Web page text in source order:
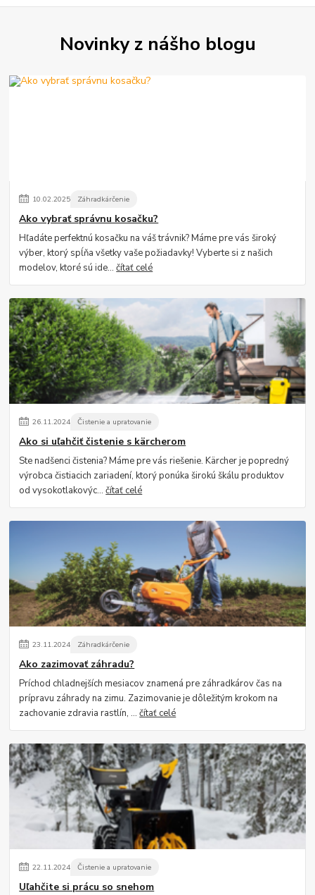
Novinky z nášho blogu
10.02.2025 Záhradkárčenie
Ako vybrať správnu kosačku?
Hľadáte perfektnú kosačku na váš trávnik? Máme pre vás široký
výber, ktorý spĺňa všetky vaše požiadavky! Vyberte si z našich
modelov, ktoré sú ide...čítať celé
26.11.2024 Čistenie a upratovanie
Ako si uľahčiť čistenie s kärcherom
Ste nadšenci čistenia? Máme pre vás riešenie. Kärcher je popredný
výrobca čistiacich zariadení, ktorý ponúka širokú škálu produktov
od vysokotlakovýc...čítať celé
23.11.2024 Záhradkárčenie
Ako zazimovať záhradu?
Príchod chladnejších mesiacov znamená pre záhradkárov čas na
prípravu záhrady na zimu. Zazimovanie je dôležitým krokom na
zachovanie zdravia rastlín, ...čítať celé
22.11.2024 Čistenie a upratovanie
Uľahčite si prácu so snehom